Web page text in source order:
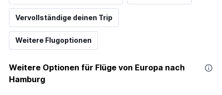
Vervollständige deinen Trip
Weitere Flugoptionen
Weitere Optionen für Flüge von Europa nach
Hamburg